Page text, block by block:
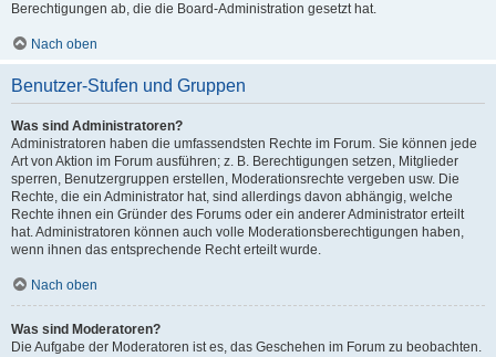
Berechtigungen ab, die die Board-Administration gesetzt hat.
Nach oben
Benutzer-Stufen und Gruppen
Was sind Administratoren?
Administratoren haben die umfassendsten Rechte im Forum. Sie können jede
Art von Aktion im Forum ausführen; z. B. Berechtigungen setzen, Mitglieder
sperren, Benutzergruppen erstellen, Moderationsrechte vergeben usw. Die
Rechte, die ein Administrator hat, sind allerdings davon abhängig, welche
Rechte ihnen ein Gründer des Forums oder ein anderer Administrator erteilt
hat. Administratoren können auch volle Moderationsberechtigungen haben,
wenn ihnen das entsprechende Recht erteilt wurde.
Nach oben
Was sind Moderatoren?
Die Aufgabe der Moderatoren ist es, das Geschehen im Forum zu beobachten.